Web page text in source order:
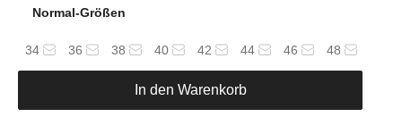
Normal-Größen
34 36 38 40 42 44 46 48
In den Warenkorb